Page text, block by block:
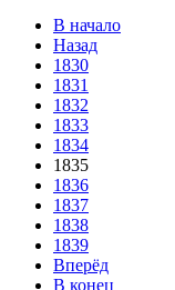
В начало
Назад
1830
1831
1832
1833
1834
1835
1836
1837
1838
1839
Вперёд
В конец